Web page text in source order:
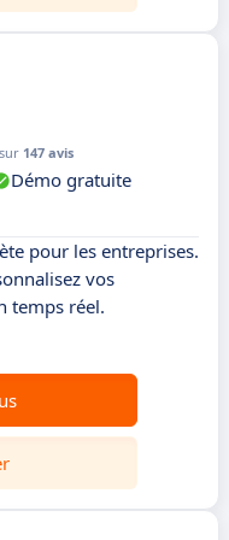
147 avis
Démo gratuite
pour les entreprises.
vos
temps réel.